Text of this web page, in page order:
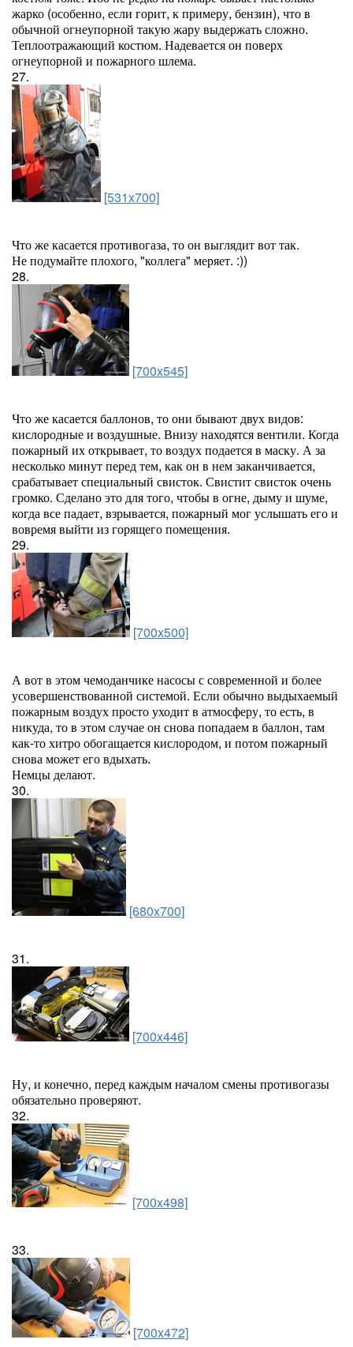
жарко (особенно, если горит, к примеру, бензин), что в
обычной огнеупорной такую жару выдержать сложно.
Теплоотражающий костюм. Надевается он поверх
огнеупорной и пожарного шлема.
27.
[531x700]
Что же касается противогаза, то он выглядит вот так.
Не подумайте плохого, "коллега" меряет. :))
28.
[700x545]
Что же касается баллонов, то они бывают двух видов:
кислородные и воздушные. Внизу находятся вентили. Когда
пожарный их открывает, то воздух подается в маску. А за
несколько минут перед тем, как он в нем заканчивается,
срабатывает специальный свисток. Свистит свисток очень
громко. Сделано это для того, чтобы в огне, дыму и шуме,
когда все падает, взрывается, пожарный мог услышать его и
вовремя выйти из горящего помещения.
29.
[700x500]
А вот в этом чемоданчике насосы с современной и более
усовершенствованной системой. Если обычно выдыхаемый
пожарным воздух просто уходит в атмосферу, то есть, в
никуда, то в этом случае он снова попадаем в баллон, там
как-то хитро обогащается кислородом, и потом пожарный
снова может его вдыхать.
Немцы делают.
30.
[680x700]
31.
[700x446]
Ну, и конечно, перед каждым началом смены противогазы
обязательно проверяют.
32.
[700x498]
33.
[700x472]